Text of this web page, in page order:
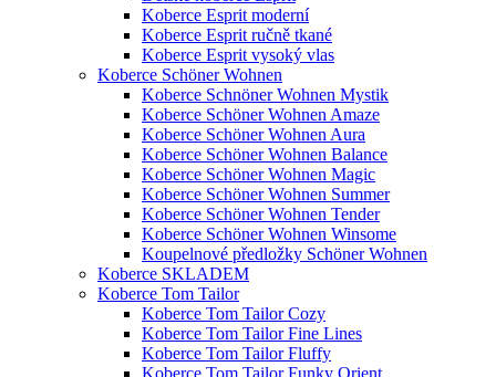
Koberce Esprit moderní
Koberce Esprit ručně tkané
Koberce Esprit vysoký vlas
Koberce Schöner Wohnen
Koberce Schnöner Wohnen Mystik
Koberce Schöner Wohnen Amaze
Koberce Schöner Wohnen Aura
Koberce Schöner Wohnen Balance
Koberce Schöner Wohnen Magic
Koberce Schöner Wohnen Summer
Koberce Schöner Wohnen Tender
Koberce Schöner Wohnen Winsome
Koupelnové předložky Schöner Wohnen
Koberce SKLADEM
Koberce Tom Tailor
Koberce Tom Tailor Cozy
Koberce Tom Tailor Fine Lines
Koberce Tom Tailor Fluffy
Koberce Tom Tailor Funky Orient